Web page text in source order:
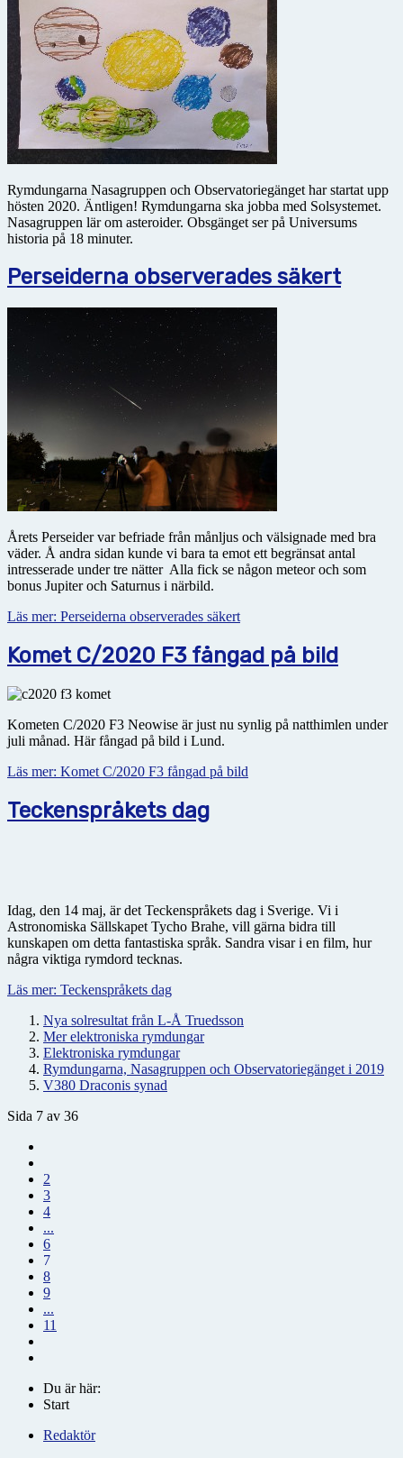
Rymdungarna Nasagruppen och Observatoriegänget har startat upp
hösten 2020. Äntligen! Rymdungarna ska jobba med Solsystemet.
Nasagruppen lär om asteroider. Obsgänget ser på Universums
historia på 18 minuter.
Perseiderna observerades säkert
Årets Perseider var befriade från månljus och välsignade med bra
väder. Å andra sidan kunde vi bara ta emot ett begränsat antal
intresserade under tre nätter Alla fick se någon meteor och som
bonus Jupiter och Saturnus i närbild.
Läs mer: Perseiderna observerades säkert
Komet C/2020 F3 fångad på bild
Kometen C/2020 F3 Neowise är just nu synlig på natthimlen under
juli månad. Här fångad på bild i Lund.
Läs mer: Komet C/2020 F3 fångad på bild
Teckenspråkets dag
Idag, den 14 maj, är det Teckenspråkets dag i Sverige. Vi i
Astronomiska Sällskapet Tycho Brahe, vill gärna bidra till
kunskapen om detta fantastiska språk. Sandra visar i en film, hur
några viktiga rymdord tecknas.
Läs mer: Teckenspråkets dag
Nya solresultat från L-Å Truedsson
Mer elektroniska rymdungar
Elektroniska rymdungar
Rymdungarna, Nasagruppen och Observatoriegänget i 2019
V380 Draconis synad
Sida 7 av 36
2
3
4
...
6
7
8
9
...
11
Du är här:
Start
Redaktör